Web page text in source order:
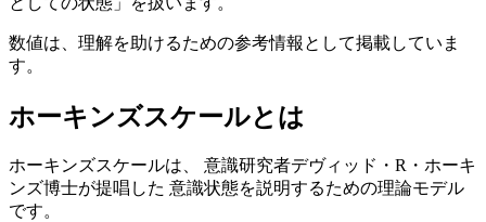
数値は、理解を助けるための参考情報として掲載していま
す。
ホーキンズスケールとは
ホーキンズスケールは、 意識研究者デヴィッド・R・ホーキ
ンズ博士が提唱した 意識状態を説明するための理論モデル
です。